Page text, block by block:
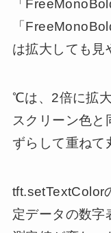
「
「
は拡大しても見
℃は、2倍に拡
スクリーン色と
ずらして重ねて
tft.setTextColor
定データの数字